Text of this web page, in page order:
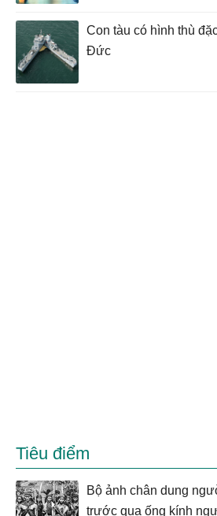
Con tàu có hình thù
Đức
Tiêu điểm
Bộ ảnh chân dung
trước qua ống kính